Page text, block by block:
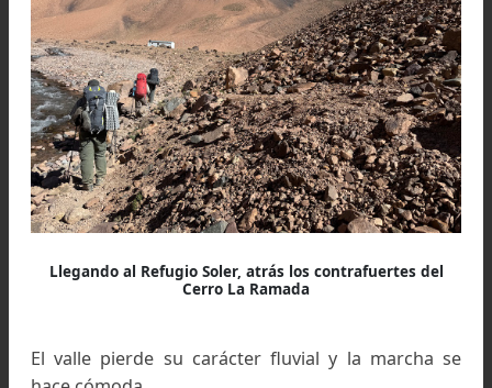
La segunda jornada comienza con una intensa serie
vadeos
Las sendas son anchas y claras, poco a
más adelante pasamos Los Hornitos,